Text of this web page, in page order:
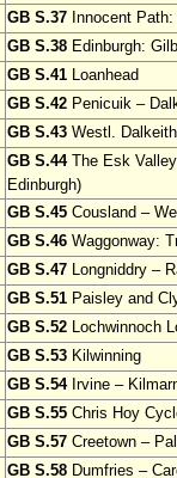
GB S.37 Innocent
GB S.38 Edinburgh:
GB S.41 Loanhead
GB S.42 Penicuik –
GB S.43 Westl. Dalkeith
GB S.44The Esk
Edinburgh)
GB S.45 Cousland –
GB S.46 Waggonway:
GB S.47 Longniddry –
GB S.51 Paisley and
GB S.52 Lochwinnoch
GB S.53 Kilwinning
GB S.54Irvine –
GB S.55 Chris Hoy
GB S.57 Creetown –
GB S.58 Dumfries –